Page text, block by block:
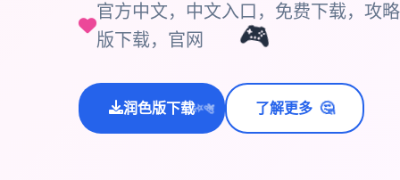
🎮
官方中文，中文入口，免费下载，攻
版下载，官网
润色版下载
✨⭐💫 了解更多 🤔